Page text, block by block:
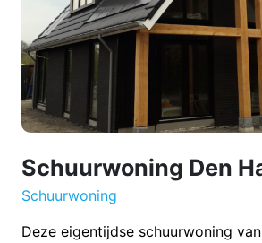
Schuurwoning Den
Schuurwoning
Deze eigentijdse schuurwoning